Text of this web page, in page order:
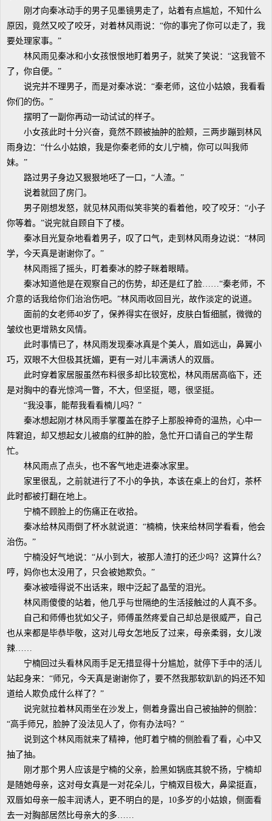
刚才向秦冰动手的男子见墨镜男走了，站着有点尴尬，不知什么
原因，竟然又咬了咬牙，对着林风雨说：“你的事完了你可以走了，我
要处理家事。”
林风雨见秦冰和小女孩恨恨地盯着男子，就笑了笑说：“这我管不
了，你自便。”
说完并不理男子，而是对秦冰说：“秦老师，这位小姑娘，我看看
你们的伤。”
摆明了一副你再动一动试试的样子。
小女孩此时十分兴奋，竟然不顾被抽肿的脸颊，三两步蹦到林风
雨身边：“什么小姑娘，我是你秦老师的女儿宁楠，你可以叫我师
妹。”
路过男子身边又狠狠地呸了一口，“人渣。”
说着就回了房门。
男子刚想发怒，就见林风雨似笑非笑的看着他，咬了咬牙：“小子
你等着。”说完就自顾自下了楼。
秦冰目光复杂地看着男子，叹了口气，走到林风雨身边说：“林同
学，今天真是谢谢你了。”
林风雨摇了摇头，盯着秦冰的脖子眯着眼睛。
秦冰知道他是在观察自己的伤势，却还是红了脸……“秦老师，不
介意的话我给你们治治伤吧。”林风雨收回目光，故作淡定的说道。
面前的女老师40岁了，保养得实在很好，皮肤白皙细腻，微微的
皱纹也更增熟女风情。
此时事情已了，林风雨发现秦冰真是个美人，眉如远山，鼻翼小
巧，双眼不大但极其抚媚，更有一对儿丰满诱人的双唇。
此时穿着家居服虽然布料很多却比较宽松，林风雨居高临下，还
是对胸中的春光惊鸿一瞥，不大，但坚挺，嗯，很坚挺。
“我没事，能帮我看看楠儿吗？”
秦冰想起刚才林风雨手掌覆盖在脖子上那股神奇的温热，心中一
阵窘迫，却又想起女儿被扇的红肿的脸，急忙开口请自己的学生帮
忙。
林风雨点了点头，也不客气地走进秦冰家里。
家里很乱，之前就进行了不小的争执，本该在桌上的台灯，茶杯
此时都被打翻在地上。
宁楠不顾脸上的伤痛正在收拾。
秦冰给林风雨倒了杯水就说道：“楠楠，快来给林同学看看，他会
治伤。”
宁楠没好气地说：“从小到大，被那人渣打的还少吗？这算什么？
哼，妈你也太没用了，只会被她欺负。”
秦冰被噎得说不出话来，眼中泛起了晶莹的泪光。
林风雨傻傻的站着，他几乎与世隔绝的生活接触过的人真不多。
自己和师傅也犹如父子，师傅虽然疼爱自己却总是很威严，自己
也从来都是毕恭毕敬，这对儿母女怎地反了过来，母亲柔弱，女儿泼
辣……
宁楠回过头看林风雨手足无措显得十分尴尬，就停下手中的活儿
站起身来：“师兄，今天真是谢谢你了，要不然我那软趴趴的妈还不知
道给人欺负成什么样了？”
说完就拉着林风雨坐在沙发上，侧着身露出自己被抽肿的侧脸：
“高手师兄，脸肿了没法见人了，你有办法吗？”
说到这个林风雨就来了精神，他盯着宁楠的侧脸看了看，心中又
抽了抽。
刚才那个男人应该是宁楠的父亲，脸黑如锅底其貌不扬，宁楠却
是随她母亲，这对母女真是一对花朵儿，宁楠双目极大，鼻梁挺直，
双唇如母亲一般丰润诱人，更不明白的是，10多岁的小姑娘，侧面看
去一对胸部居然比母亲大的多……